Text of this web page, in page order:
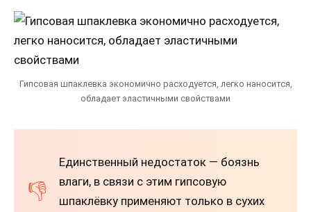
Гипсовая шпаклевка экономично расходуется, легко наносится,
обладает эластичными свойствами
Единственный недостаток — боязнь
влаги, в связи с этим гипсовую
шпаклёвку применяют только в сухих